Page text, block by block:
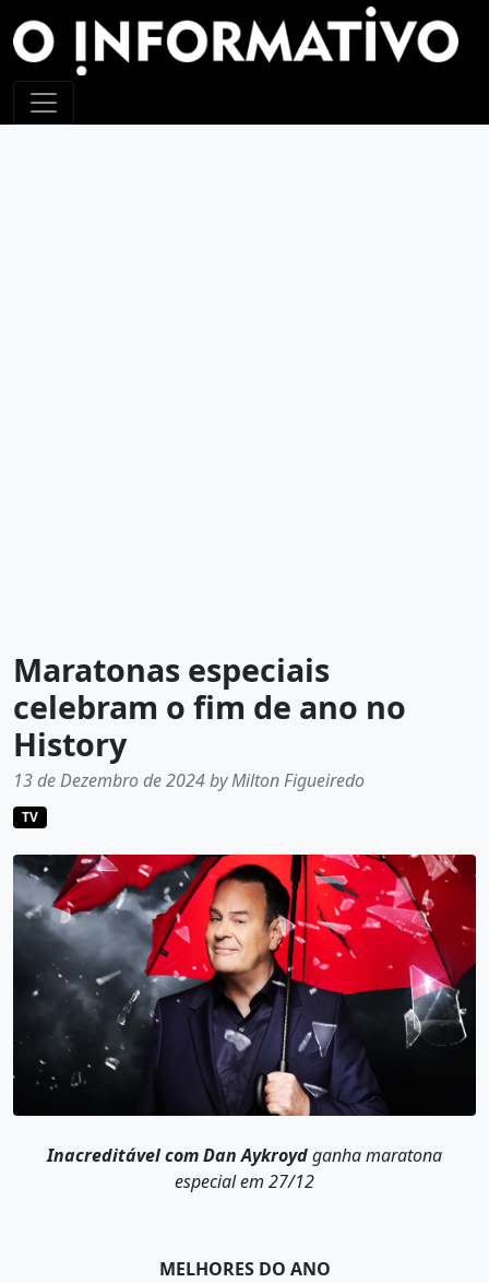
Maratonas especiais
celebram o fim de ano no
History
13 de Dezembro de 2024 by Milton Figueiredo
TV
Inacreditável com Dan Aykroydganha maratona
especial em 27/12
MELHORES DO ANO